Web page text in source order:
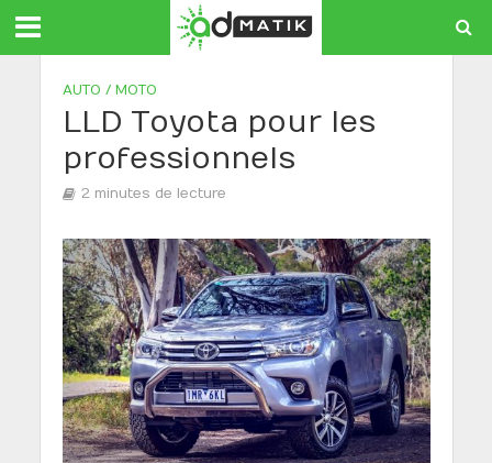
AUTO / MOTO
LLD Toyota pour les
professionnels
2 minutes de lecture